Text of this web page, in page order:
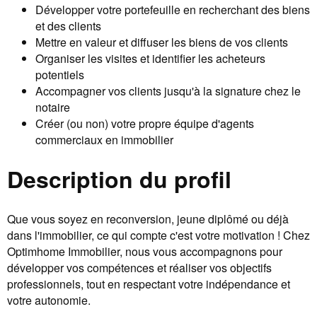
Développer votre portefeuille en recherchant des biens
et des clients
Mettre en valeur et diffuser les biens de vos clients
Organiser les visites et identifier les acheteurs
potentiels
Accompagner vos clients jusqu'à la signature chez le
notaire
Créer (ou non) votre propre équipe d'agents
commerciaux en immobilier
Description du profil
Que vous soyez en reconversion, jeune diplômé ou déjà
dans l'immobilier, ce qui compte c'est votre motivation ! Chez
Optimhome Immobilier, nous vous accompagnons pour
développer vos compétences et réaliser vos objectifs
professionnels, tout en respectant votre indépendance et
votre autonomie.